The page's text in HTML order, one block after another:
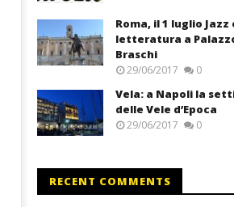
Roma, il 1 luglio Jazz
letteratura a
Braschi
29/06/2017 0
Vela: a Napoli la
delle Vele d’Epoca
29/06/2017 0
RECENT COMMENTS